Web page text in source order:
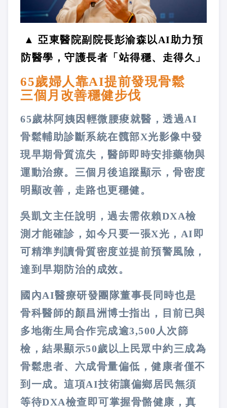
▲ 亞東醫院副院長彭渝森以AI助力預
防醫學，守護長者「站得穩、走得久」
65歲婦人靠AI提前發現骨鬆
三個月改善穩健步伐
65歲林阿姨因輕微腰痠就醫，透過AI
骨鬆輔助診斷系統在髖部X光影像中發
現早期骨質流失，醫師即時安排藥物與
運動治療。三個月後追蹤顯示，骨密度
明顯改善，走路也更穩健。
吳凱文主任說明，過去需依賴DXA檢
測才能確診，如今只要一張X光，AI即
可精準判讀骨質密度並提前預警風險，
達到早期防治的成效。
國內AI醫療研發團隊董事長同時也是
骨科醫師的顏昌洲博士指出，目前已與
多地衛生局合作完成逾3,500人次篩
檢，結果顯示50歲以上民眾中約三成為
骨鬆患者、六成骨量偏低，健康者僅不
到一成。這項AI技術讓偏鄉居民無須
等待DXA檢查即可掌握骨骼健康，真